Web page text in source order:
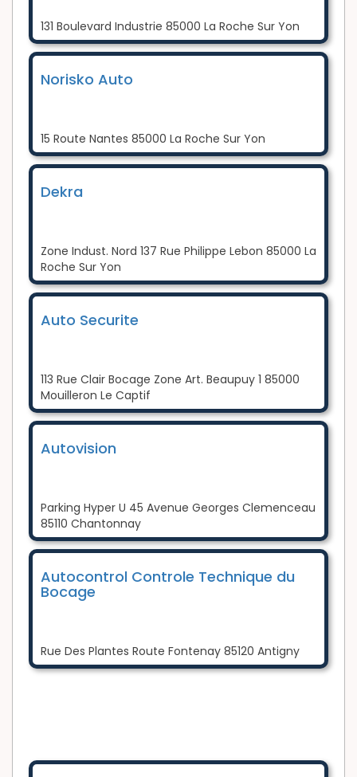
131 Boulevard Industrie 85000 La Roche Sur Yon
Norisko Auto
15 Route Nantes 85000 La Roche Sur Yon
Dekra
Zone Indust. Nord 137 Rue Philippe Lebon 85000 La
Roche Sur Yon
Auto Securite
113 Rue Clair Bocage Zone Art. Beaupuy 1 85000
Mouilleron Le Captif
Autovision
Parking Hyper U 45 Avenue Georges Clemenceau
85110 Chantonnay
Autocontrol Controle Technique du
Bocage
Rue Des Plantes Route Fontenay 85120 Antigny